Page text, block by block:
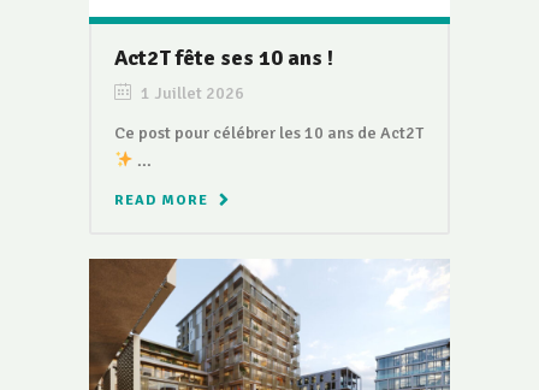
Act2T fête ses 10 ans !
1 Juillet 2026
Ce post pour célébrer les 10 ans de Act2T
...
READ MORE